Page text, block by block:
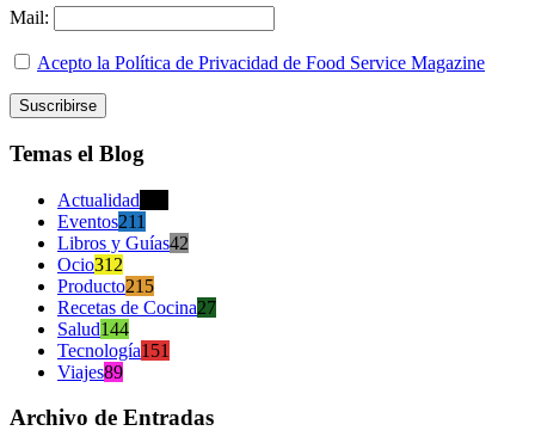
Mail:
Acepto la Política de Privacidad de Food Service Magazine
Temas el Blog
Actualidad
Eventos211
Libros y Guías42
Ocio312
Producto215
Recetas de Cocina27
Salud144
Tecnología151
Viajes89
Archivo de Entradas